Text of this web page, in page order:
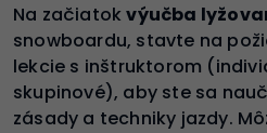
Na začiatokvýučba
snowboardu, stavte na
lekcie s inštruktorom
skupinové), aby ste sa
zásady a techniky jazdy.